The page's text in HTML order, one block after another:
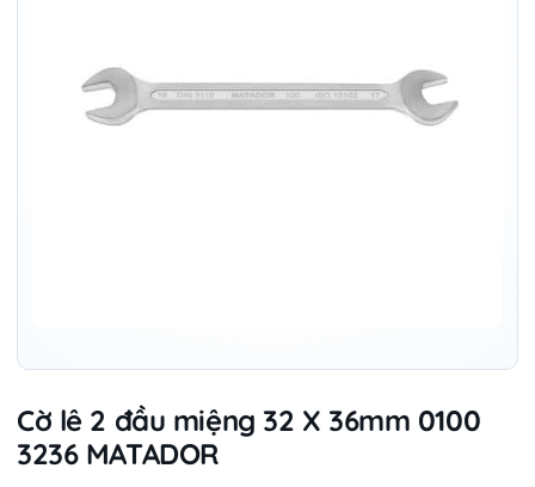
Cờ lê 2 đầu miệng 32 X 36mm 0100
3236 MATADOR